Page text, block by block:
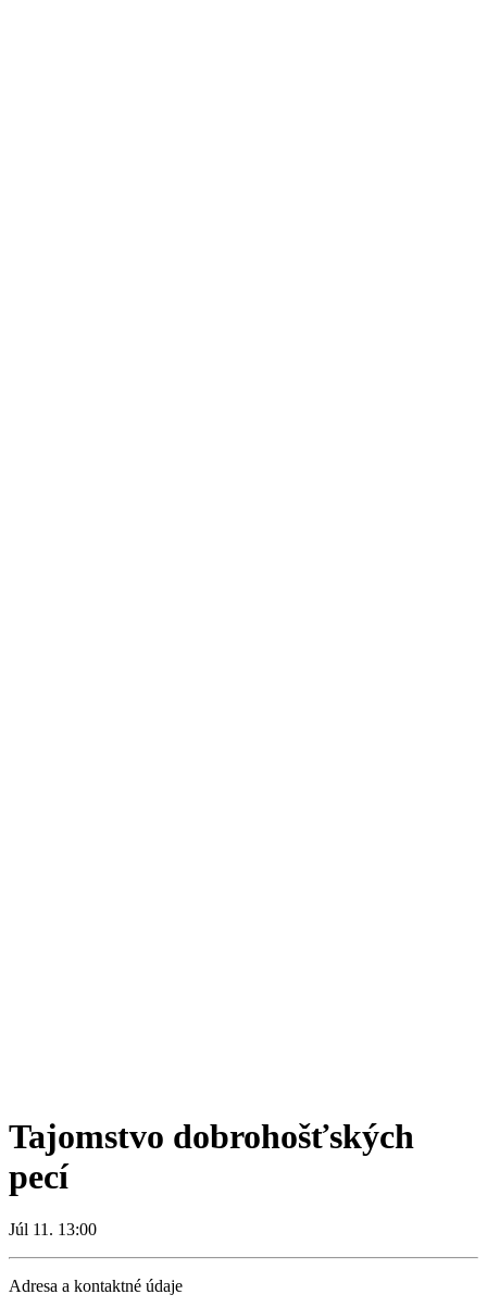
Tajomstvo dobrohošťských
pecí
Júl 11. 13:00
Adresa a kontaktné údaje